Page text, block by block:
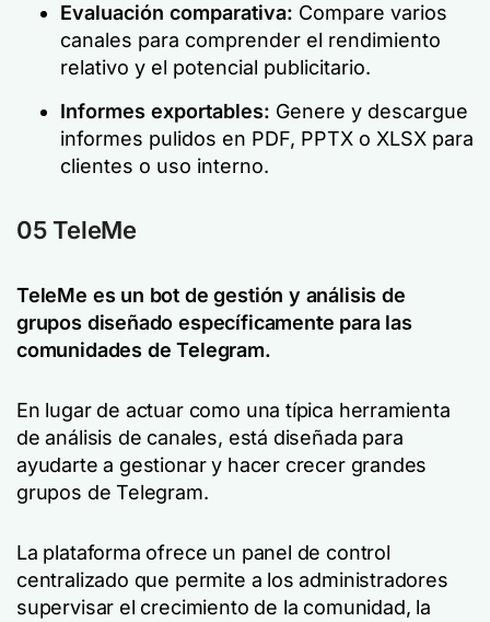
Evaluación comparativa: Compare varios
canales para comprender el rendimiento
relativo y el potencial publicitario.
Informes exportables: Genere y descargue
informes pulidos en PDF, PPTX o XLSX para
clientes o uso interno.
05 TeleMe
TeleMe es un bot de gestión y análisis de
grupos diseñado específicamente para las
comunidades de Telegram.
En lugar de actuar como una típica herramienta
de análisis de canales, está diseñada para
ayudarte a gestionar y hacer crecer grandes
grupos de Telegram.
La plataforma ofrece un panel de control
centralizado que permite a los administradores
supervisar el crecimiento de la comunidad, la